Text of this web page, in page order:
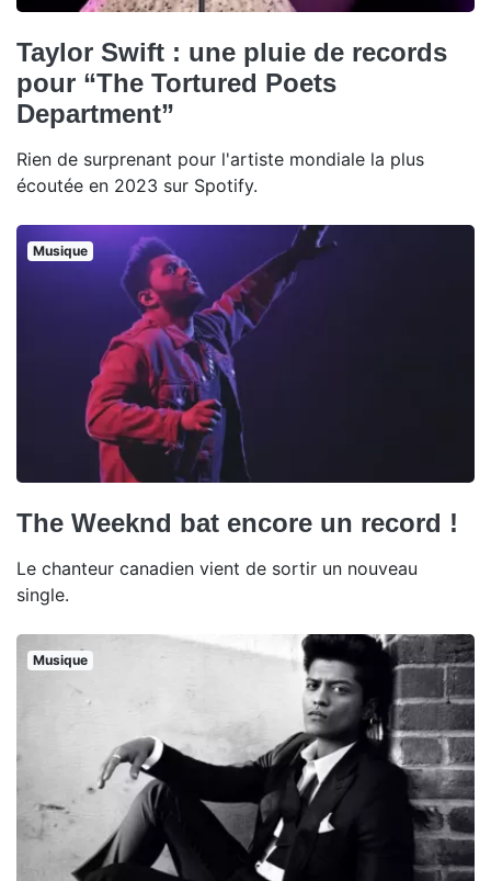
Taylor Swift : une pluie de records
pour “The Tortured Poets
Department”
Rien de surprenant pour l'artiste mondiale la plus
écoutée en 2023 sur Spotify.
Musique
The Weeknd bat encore un record !
Le chanteur canadien vient de sortir un nouveau
single.
Musique